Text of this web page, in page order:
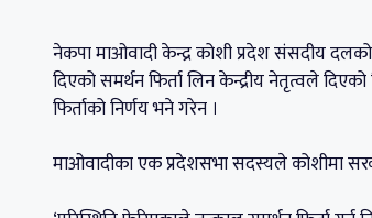
नेकपा माओवादी केन्द्र कोशी प्रदेश संसदीय
दिएको समर्थन फिर्ता लिन केन्द्रीय नेतृत्वले
फिर्ताको निर्णय भने गरेन ।
माओवादीका एक प्रदेशसभा सदस्यले कोशीमा